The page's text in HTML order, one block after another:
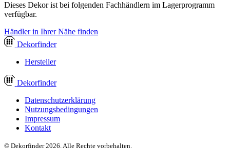
Dieses Dekor ist bei folgenden Fachhändlern im Lagerprogramm
verfügbar.
Händler in Ihrer Nähe finden
Dekorfinder
Hersteller
Dekorfinder
Datenschutzerklärung
Nutzungsbedingungen
Impressum
Kontakt
© Dekorfinder 2026. Alle Rechte vorbehalten.